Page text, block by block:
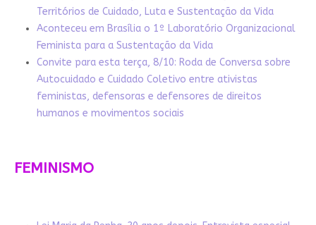
Territórios de Cuidado, Luta e Sustentação da Vida
Aconteceu em Brasília o 1º Laboratório Organizacional
Feminista para a Sustentação da Vida
Convite para esta terça, 8/10: Roda de Conversa sobre
Autocuidado e Cuidado Coletivo entre ativistas
feministas, defensoras e defensores de direitos
humanos e movimentos sociais
FEMINISMO